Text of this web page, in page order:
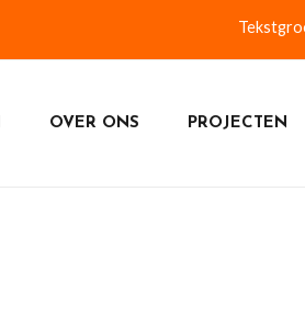
OVER ONS PROJECTEN